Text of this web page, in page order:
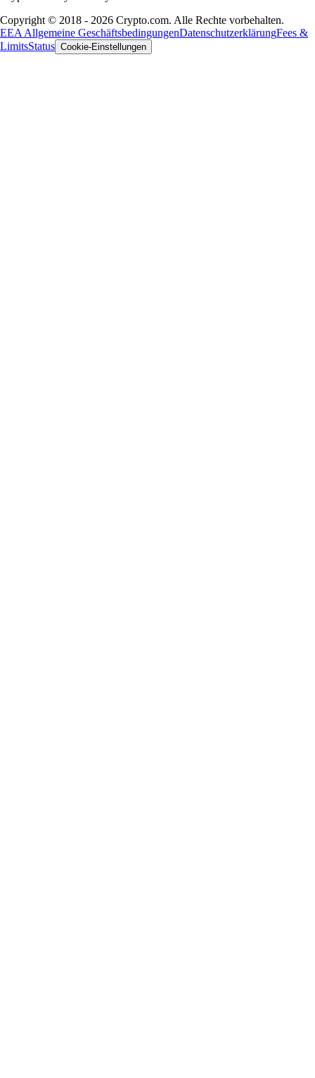
Copyright © 2018 - 2026 Crypto.com. Alle Rechte vorbehalten.
EEA Allgemeine GeschäftsbedingungenDatenschutzerklärungFees &
LimitsStatus Cookie-Einstellungen